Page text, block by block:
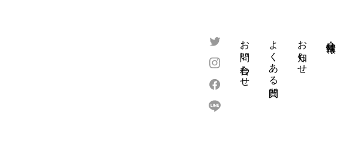
お知らせ
よくある質問
お問い合わせ